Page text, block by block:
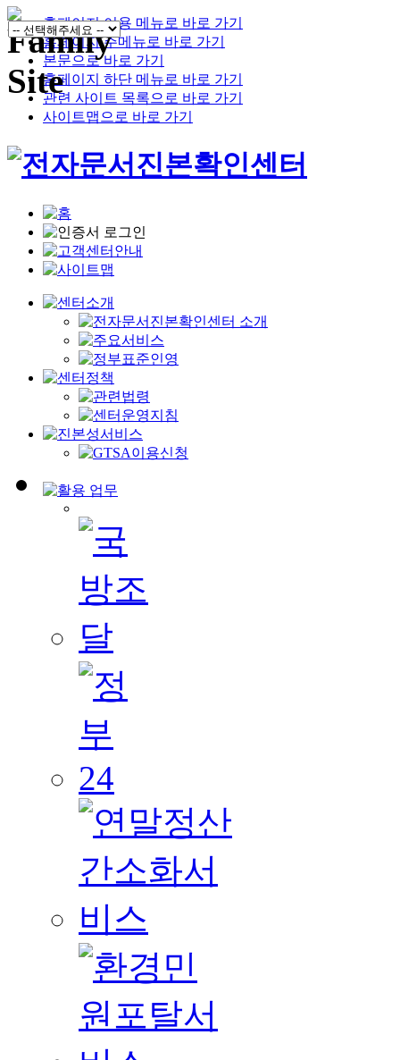
홈페이지 이용 메뉴로 바로 가기
홈페이지 주메뉴로 바로 가기
본문으로 바로 가기
홈페이지 하단 메뉴로 바로 가기
관련 사이트 목록으로 바로 가기
사이트맵으로 바로 가기